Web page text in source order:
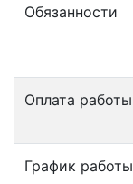
Обязанности
Оплата работы
График работы